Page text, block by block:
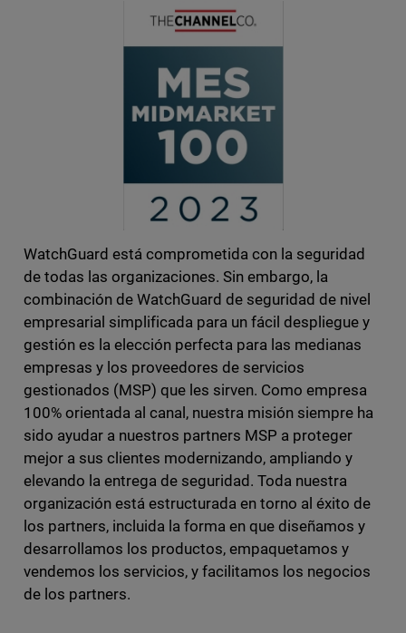
WatchGuard está comprometida con la seguridad
de todas las organizaciones. Sin embargo, la
combinación de WatchGuard de seguridad de nivel
empresarial simplificada para un fácil despliegue y
gestión es la elección perfecta para las medianas
empresas y los proveedores de servicios
gestionados (MSP) que les sirven. Como empresa
100% orientada al canal, nuestra misión siempre ha
sido ayudar a nuestros partners MSP a proteger
mejor a sus clientes modernizando, ampliando y
elevando la entrega de seguridad. Toda nuestra
organización está estructurada en torno al éxito de
los partners, incluida la forma en que diseñamos y
desarrollamos los productos, empaquetamos y
vendemos los servicios, y facilitamos los negocios
de los partners.